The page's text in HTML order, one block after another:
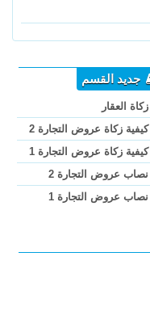
جديد القسم
زكاة العقار
كيفية زكاة عروض التجارة 2
كيفية زكاة عروض التجارة 1
نصاب عروض التجارة 2
نصاب عروض التجارة 1